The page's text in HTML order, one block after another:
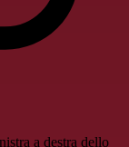
a destra dello